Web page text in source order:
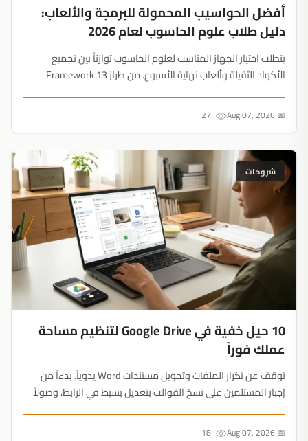
أفضل الحواسيب المحمولة للبرمجة والألعاب:
دليل طلاب علوم الحاسوب لعام 2026
يتطلب اختيار الجهاز المناسب لعلوم الحاسوب توازناً بين تجميع
الأكواد الثقيلة وألعاب نهاية الأسبوع. من طراز Framework 13
الذاكرة الملحومة....📅 Aug 07, 2026
شروحات
10 حيل خفية في Google Drive لتنظيم مساحة
عملك فوراً
توقف عن تكرار الملفات وتحويل مستندات Word يدوياً. بدءاً من
إجبار المستلمين على نسخ القوالب بتعديل بسيط في الرابط، وصولاً
للتخزين السحابي....📅 Aug 07, 2026